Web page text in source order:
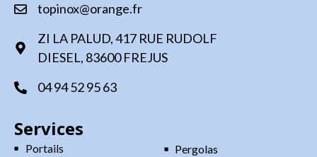
topinox@orange.fr
ZI LA PALUD, 417 RUE RUDOLF
DIESEL, 83600 FREJUS
04 94 52 95 63
Services
Portails Pergolas